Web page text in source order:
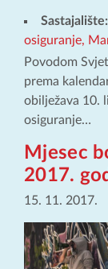
Sastajalište:
osiguranje,
Povodom
prema
obilježava 10.
osiguranje…
Mjesec
2017.
15. 11. 2017.